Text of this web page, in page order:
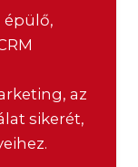
épülő,
az
sikerét,